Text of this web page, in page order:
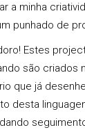
a minha
punhado de
Estes
são criados
que já
desta